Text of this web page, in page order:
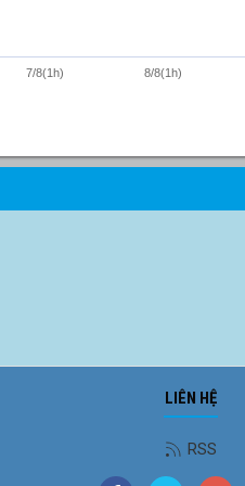
7/8(1h) 8/8(1h)
LIÊN HỆ
RSS